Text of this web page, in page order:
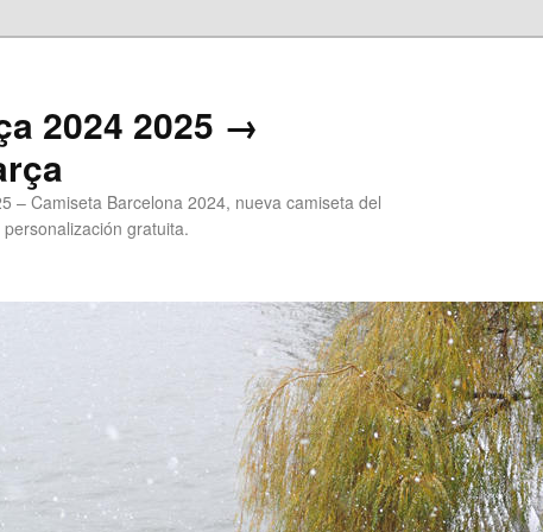
2024 2025 →
– Camiseta Barcelona 2024, nueva camiseta del
gratuita.